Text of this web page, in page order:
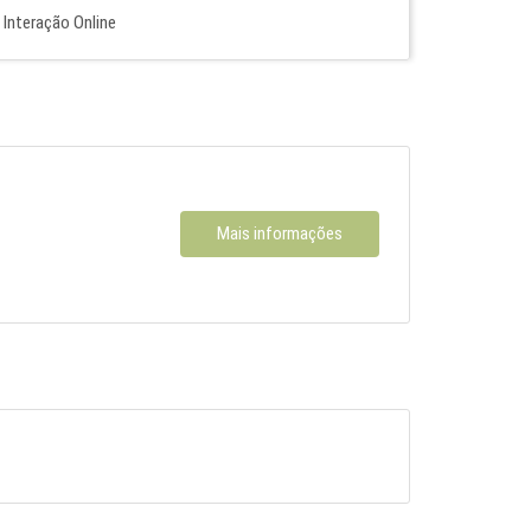
Interação Online
Mais informações